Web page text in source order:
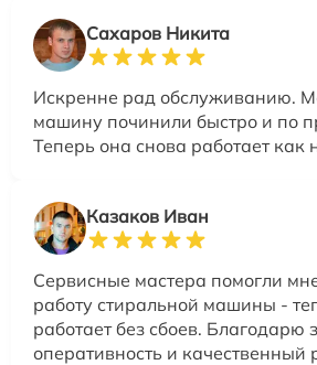
Сахаров Никита
Искренне рад обслуживанию.
машину починили быстро и по
Теперь она снова работает как
Казаков Иван
Сервисные мастера помогли
работу стиральной машины -
работает без сбоев. Благодарю
оперативность и качественный